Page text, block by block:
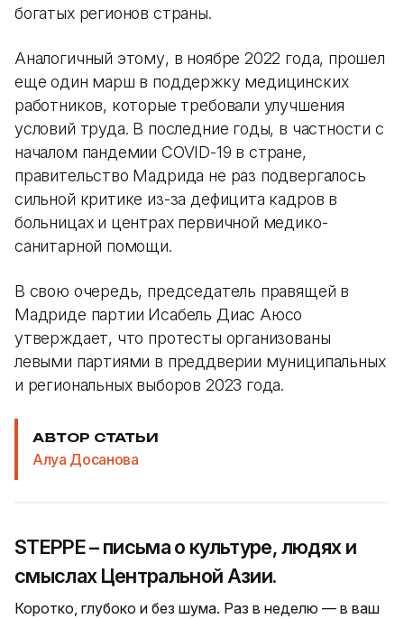
богатых регионов страны.
Аналогичный этому, в ноябре 2022 года, прошел
еще один марш в поддержку медицинских
работников, которые требовали улучшения
условий труда. В последние годы, в частности с
началом пандемии COVID-19 в стране,
правительство Мадрида не раз подвергалось
сильной критике из-за дефицита кадров в
больницах и центрах первичной медико-
санитарной помощи.
В свою очередь, председатель правящей в
Мадриде партии Исабель Диас Аюсо
утверждает, что протесты организованы
левыми партиями в преддверии муниципальных
и региональных выборов 2023 года.
АВТОР СТАТЬИ
Алуа Досанова
STEPPE – письма о культуре, людях и
смыслах Центральной Азии.
Коротко, глубоко и без шума. Раз в неделю — в ваш